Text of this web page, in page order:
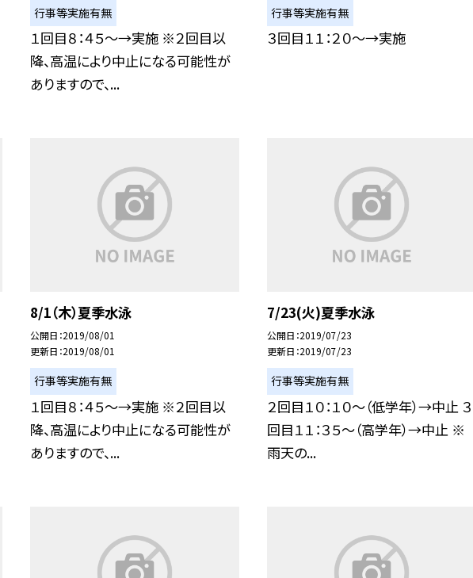
行事等実施有無
１回目８：４５〜→実施 ※２回目以
降、高温により中止になる可能性が
ありますので、...
行事等実施有無
３回目１１：２０〜→実施
8/1（木）夏季水泳
公開日 2019/08/01
更新日 2019/08/01
行事等実施有無
１回目８：４５〜→実施 ※２回目以
降、高温により中止になる可能性が
ありますので、...
7/23(火)夏季水泳
公開日 2019/07/23
更新日 2019/07/23
行事等実施有無
２回目１０：１０〜（低学年）→中止 ３
回目１１：３５〜（高学年）→中止 ※
雨天の...